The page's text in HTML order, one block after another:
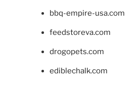
bbq-empire-usa.com
feedstoreva.com
drogopets.com
ediblechalk.com